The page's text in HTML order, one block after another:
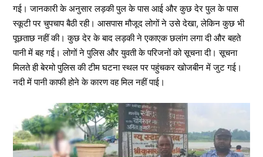
गई। जानकारी के अनुसार लड़की पुल के पास आई और कुछ देर पुल के पास
स्कूटी पर चुपचाप बैठी रही। आसपास मौजूद लोगों ने उसे देखा, लेकिन कुछ भी
पूछताछ नहीं की। कुछ देर के बाद लड़की ने एकाएक छलांग लगा दी और बहते
पानी में बह गई। लोगों ने पुलिस और युवती के परिजनों को सूचना दी। सूचना
मिलते ही बेरमो पुलिस की टीम घटना स्थल पर पहुंचकर खोजबीन में जुट गई।
नदी में पानी काफी होने के कारण वह मिल नहीं पाई।